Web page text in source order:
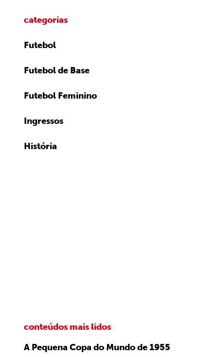
categorias
Futebol
Futebol de Base
Futebol Feminino
Ingressos
História
conteúdos mais lidos
A Pequena Copa do Mundo de 1955